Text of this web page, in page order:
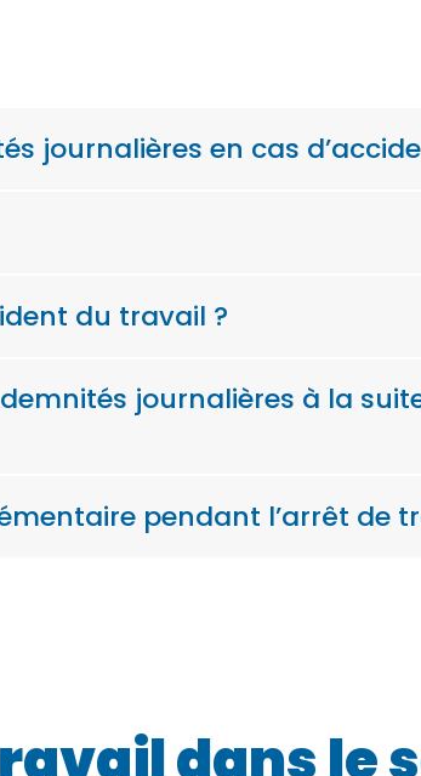
journalières en cas
du travail ?
journalières à la
pendant l’arrêt de